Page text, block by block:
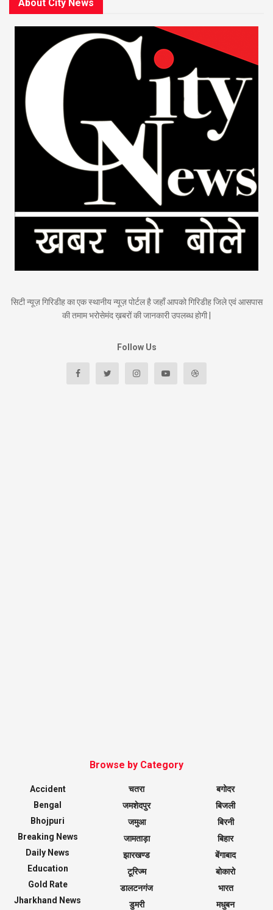
About City News
सिटी न्यूज़ गिरिडीह का एक स्थानीय न्यूज़ पोर्टल है जहाँ आपको गिरिडीह जिले एवं आसपास
की तमाम भरोसेमंद ख़बरों की जानकारी उपलब्ध होगी |
Follow Us
Browse by Category
Accident
Bengal
Bhojpuri
Breaking News
Daily News
Education
Gold Rate
Jharkhand News
चतरा
जमशेदपुर
जमुआ
जामताड़ा
झारखण्ड
टूरिज्म
डालटनगंज
डुमरी
बगोदर
बिजली
बिरनी
बिहार
बेंगाबाद
बोकारो
भारत
मधुबन